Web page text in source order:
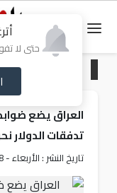
حتى لا
العراق يضع
تدفقات الدولار
تاريخ النشر : الأربعاء - 8-7-2026 - 11:34 PM